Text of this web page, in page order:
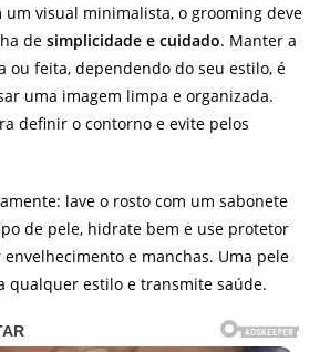
um visual minimalista, o grooming deve
desimplicidade e cuidado. Manter a
ou feita, dependendo do seu estilo, é
uma imagem limpa e organizada.
definir o contorno e evite pelos
lave o rosto com um sabonete
de pele, hidrate bem e use protetor
e manchas. Uma pele
qualquer estilo e transmite saúde.